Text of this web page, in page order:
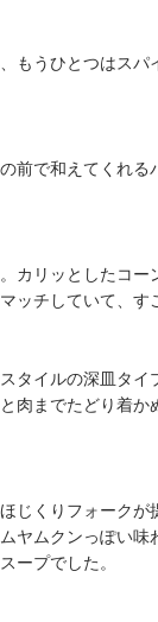
もうひとつはスパ
前で和えてくれる
カリッとしたコ
ッチしていて、す
タイルの深皿タイ
肉までたどり着か
じくりフォークが
ヤムクンっぽい
ープでした。